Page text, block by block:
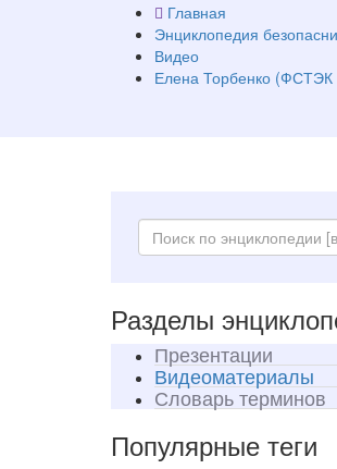
Главная
Энциклопедия
Видео
Елена Торбенко (ФСТЭК
Разделы
Презентации
Видеоматериалы
Словарь терминов
Популярные теги